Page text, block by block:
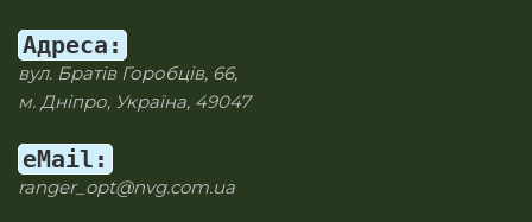
Адреса:
вул. Братів Горобців, 66,
м. Дніпро, Україна, 49047
eMail:
ranger_opt@nvg.com.ua